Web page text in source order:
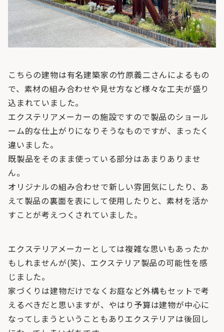
こちらの建物は有名建築家の竹原義二さんによるもの
で、素材の組み合わせや見せ方など様々な工夫が盛り
込まれていました。
エクステリアメーカーの施設ですので製品のショール
ーム的な仕上がりになりそうなものですが、まったく
違いました。
既製品をそのまま使っている部分はあまりありませ
ん。
オリジナルの組み合わせで新しい雰囲気にしたり、あ
えて製品の裏面を表にして使用したりと、素材を活か
すことが考えつくされていました。
エクステリアメーカーとしては複雑な思いもあったか
もしれませんが(笑)、エクステリア製品の可能性を感
じました。
家づくりは建物だけでなくお庭など外構もセットで考
えるべきだと思いますが、やはり予算は建物が中心に
なってしまうということもありエクステリアは後回し